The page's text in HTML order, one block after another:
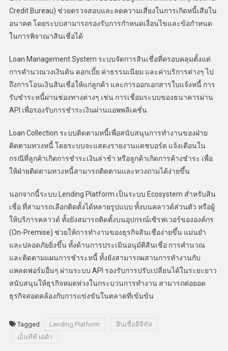
Credit Bureau) ช่วยตรวจสอบและลดความเสี่ยงในการเกิดหนี้เสียใน
อนาคต โดยระบบสามารถรองรับการกำหนดเงื่อนไขและข้อกำหนด
ในการพิจาณาสินเชื่อได้
Loan Management System ระบบจัดการสินเชื่อที่ครอบคลุมตั้งแต่
การคำนวณวงเงินต้น ดอกเบี้ย ค่าธรรมเนียม และค่าบริการต่างๆ ไป
ถึงการโอนเงินสินเชื่อให้แก่ลูกค้า และการออกเอกสารใบแจ้งหนี้ การ
รับชำระหนี้ผ่านช่องทางต่างๆ เช่น การเชื่อมระบบของธนาคารผ่าน
API เพื่อรองรับการชำระเงินผ่านแอพพลิเคชั่น
Loan Collection ระบบติดตามหนี้เพื่อสนับสนุนการทำงานของฝ่าย
ติดตามทวงหนี้ โดยระบบจะแสดงรายงานแดชบอร์ด แจ้งเตือนใน
กรณีที่ลูกค้าเกิดการชำระเงินล่าช้า หรือลูกค้าเกิดการค้างชำระ เพื่อ
ให้ฝ่ายติดตามทวงหนี้สามารถติดตามและทวงถามได้ง่ายขึ้น
นอกจากนี้ระบบ Lending Platform เป็นระบบ Ecosystem สำหรับสิน
เชื่อ ที่สามารถเลือกติดตั้งได้หลายรูปแบบ ทั้งบนคลาวด์ส่วนตัว หรือผู้
ให้บริการคลาวด์ ทั้งยังสมารถติดตั้งบนอุปกรณ์เซิรฟเวอร์ขององค์กร
(On-Premise) ช่วยให้การทำงานของธุรกิจสินเชื่อง่ายขึ้น แม่นยำ
และปลอดภัยยิ่งขึ้น ทั้งด้านการประเมินอนุมัติสินเชื่อ การคำนวณ
และติดตามแผนการชำระหนี้ ทั้งยังสามารถผสานการทำงานกับ
แพลตฟอร์มอื่นๆ ผ่านระบบ API รองรับการปรับเปลี่ยนได้ในระยะยาว
สนับสนุนให้ธุรกิจหมดห่วงในกระบวนการทำงาน สามารถต่อยอด
ธุรกิจสอดคล้องกับการแข่งขันในตลาดที่เข้มข้น
Tagged Lending Platform
สินเชื่อดิจิทัล
เอ็นทีที เดต้า